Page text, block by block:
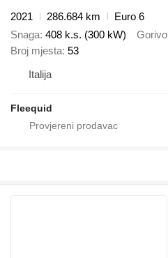
2021
286.684 km
Euro 6
Snaga 408 k.s. (300 kW) Gorivo
Broj mjesta 53
Italija
Fleequid